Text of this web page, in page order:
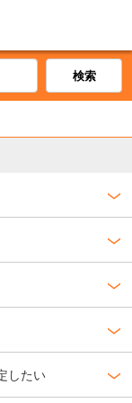
したい